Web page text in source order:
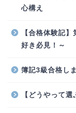
心構え
【合格体験記
好き必見！～
簿記3級合格し
【どうやって